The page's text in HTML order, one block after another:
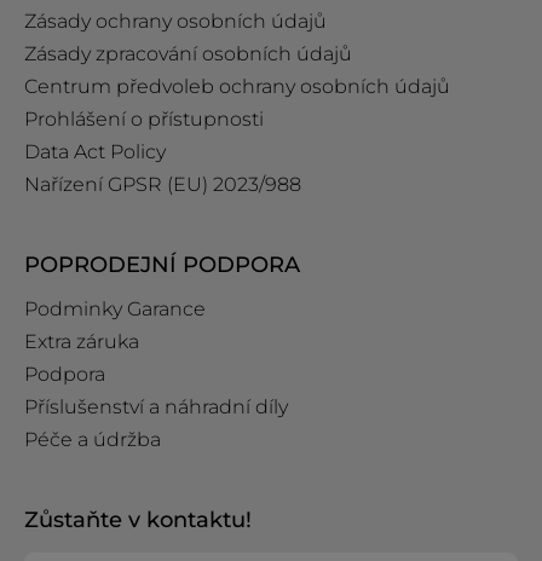
Zásady ochrany osobních údajů
Zásady zpracování osobních údajů
Centrum předvoleb ochrany osobních údajů
Prohlášení o přístupnosti
Data Act Policy
Nařízení GPSR (EU) 2023/988
POPRODEJNÍ PODPORA
Podminky Garance
Extra záruka
Podpora
Příslušenství a náhradní díly
Péče a údržba
Zůstaňte v kontaktu!